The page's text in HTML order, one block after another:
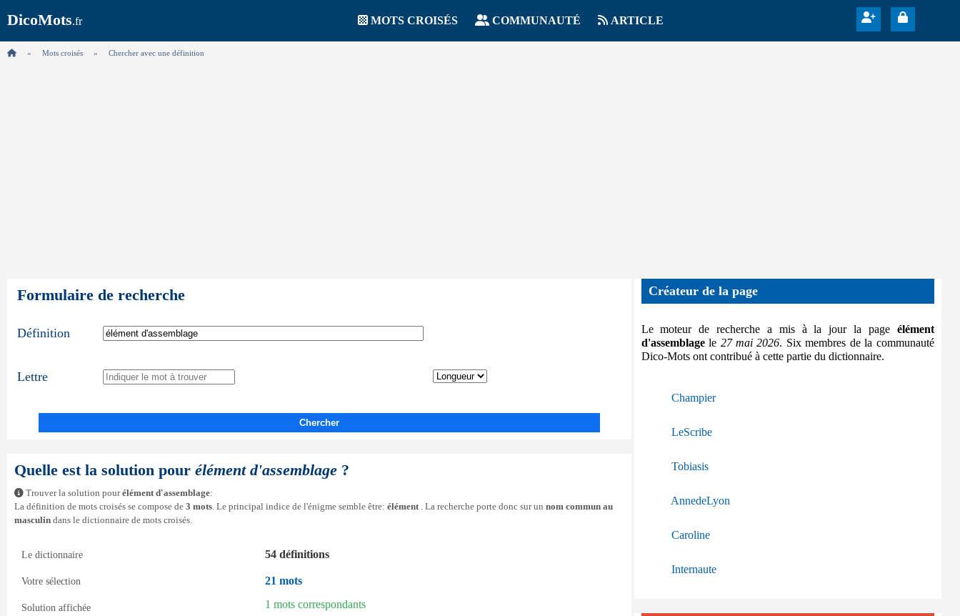
DicoMots.fr MOTS CROISÉS COMMUNAUTÉ ARTICLE
Mots croisés Chercher avec une définition
Formulaire de recherche
Définition
Lettre
Chercher
Quelle est la solution pour élément d'assemblage ?
Trouver la solution pourélément d'assemblage:
La définition de mots croisés se compose de 3 mots. Le principal indice de l'énigme semble être: élément. La recherche porte donc sur un nom commun au
masculin dans le dictionnaire de mots croisés.
Le dictionnaire 54 définitions
Votre sélection 21 mots
Solution affichée
1 mots correspondants
Créateur de la page
Le moteur de recherche a mis à la jour la page élément
d'assemblagele 27 mai 2026. Six membres de la communauté
Dico-Mots ont contribué à cette partie du dictionnaire.
Champier
LeScribe
Tobiasis
AnnedeLyon
Caroline
Internaute